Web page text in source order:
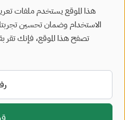
تم تطويره وصيانته بواسطة وزارة
آخر تحديث: 2026/08/08
هذا الموقع يستخدم ملفات
الاستخدام وضمان تحسين
تصفح هذا الموقع، فإنك تقر